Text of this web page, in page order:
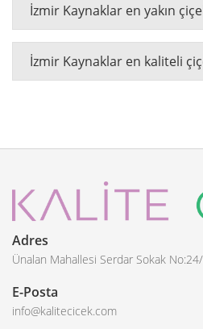
İzmir Kaynaklar en yakın
İzmir Kaynaklar en kaliteli
Adres
Ünalan Mahallesi Serdar Sokak
E-Posta
info@kalitecicek.com